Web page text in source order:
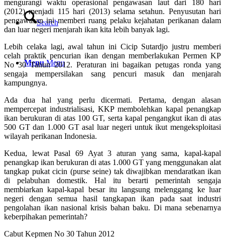
Search
Menu Menu
mengurangi waktu operasional pengawasan laut dari 180 hari
(2012) menjadi 115 hari (2013) selama setahun. Penyusutan hari
pengawasan ini memberi ruang pelaku kejahatan perikanan dalam
dan luar negeri menjarah ikan kita lebih banyak lagi.
Lebih celaka lagi, awal tahun ini Cicip Sutardjo justru memberi
celah praktik pencurian ikan dengan memberlakukan Permen KP
No 30 Tahun 2012. Peraturan ini bagaikan petugas ronda yang
sengaja mempersilakan sang pencuri masuk dan menjarah
kampungnya.
Ada dua hal yang perlu dicermati. Pertama, dengan alasan
mempercepat industrialisasi, KKP membolehkan kapal penangkap
ikan berukuran di atas 100 GT, serta kapal pengangkut ikan di atas
500 GT dan 1.000 GT asal luar negeri untuk ikut mengeksploitasi
wilayah perikanan Indonesia.
Kedua, lewat Pasal 69 Ayat 3 aturan yang sama, kapal-kapal
penangkap ikan berukuran di atas 1.000 GT yang menggunakan alat
tangkap pukat cicin (purse seine) tak diwajibkan mendaratkan ikan
di pelabuhan domestik. Hal itu berarti pemerintah sengaja
membiarkan kapal-kapal besar itu langsung melenggang ke luar
negeri dengan semua hasil tangkapan ikan pada saat industri
pengolahan ikan nasional krisis bahan baku. Di mana sebenarnya
keberpihakan pemerintah?
Cabut Kepmen No 30 Tahun 2012